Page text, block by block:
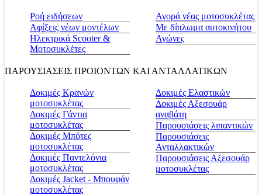
Ροή ειδήσεων
Αφίξεις νέων μοντέλων
Ηλεκτρικά Scooter &
Μοτοσυκλέτες
Αγορά νέας μοτοσυκλέτας
Με δίπλωμα αυτοκινήτου
Αγώνες
ΠΑΡΟΥΣΙΑΣΕΙΣ ΠΡΟΙΟΝΤΩΝ ΚΑΙ ΑΝΤΑΛΛΑΤΙΚΩΝ
Δοκιμές Κρανών
μοτοσυκλέτας
Δοκιμές Γάντια
μοτοσυκλέτας
Δοκιμές Μπότες
μοτοσυκλέτας
Δοκιμές Παντελόνια
μοτοσυκλέτας
Δοκιμές Jacket - Μπουφάν
μοτοσυκλέτας
Δοκιμές Ελαστικών
Δοκιμές Αξεσουάρ
αναβάτη
Παρουσιάσεις λιπαντικών
Παρουσιάσεις
Ανταλλακτικών
Παρουσιάσεις Αξεσουάρ
μοτοσυκλέτας